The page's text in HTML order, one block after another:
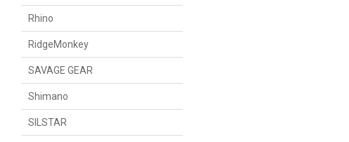
Rhino
RidgeMonkey
SAVAGE GEAR
Shimano
SILSTAR